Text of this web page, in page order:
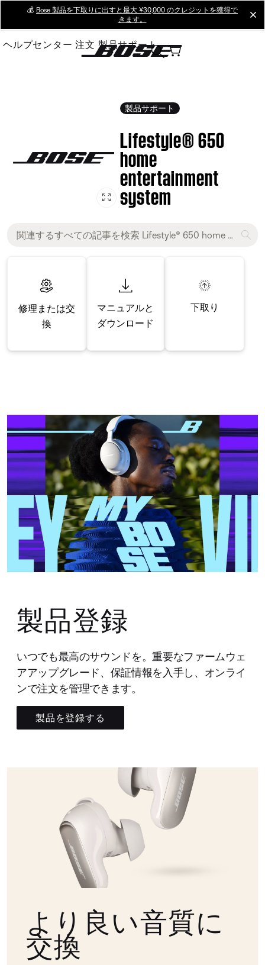
Main
💰 Bose 製品を下取りに出すと最大 ¥30,000 のクレジットを獲得で
きます。
ヘルプセンター 注文 製品サポート
製品サポート
Lifestyle® 650
home
entertainment
system
修理または交
換
マニュアルと
ダウンロード
下取り
製品登録
いつでも最高のサウンドを。重要なファームウェ
アアップグレード、保証情報を入手し、オンライ
ンで注文を管理できます。
製品を登録する
より良い音質に
交換